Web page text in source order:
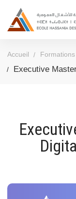
Accueil
Executive